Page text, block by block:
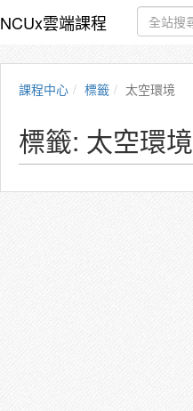
NCUx雲端課程
課程中心 標籤 太空環境
標籤: 太空環境